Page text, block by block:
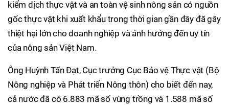
kiểm dịch thực vật và an toàn vệ sinh nông sản có nguồn
gốc thực vật khi xuất khẩu trong thời gian gần đây đã gây
thiệt hại lớn cho doanh nghiệp và ảnh hưởng đến uy tín
của nông sản Việt Nam.
Ông Huỳnh Tấn Đạt, Cục trưởng Cục Bảo vệ Thực vật (Bộ
Nông nghiệp và Phát triển Nông thôn) cho biết đến nay,
cả nước đã có 6.883 mã số vùng trồng và 1.588 mã số